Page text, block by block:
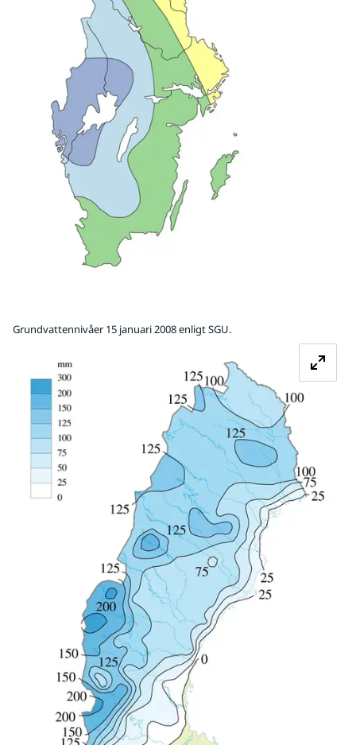
Grundvattennivåer 15 januari 2008 enligt SGU.